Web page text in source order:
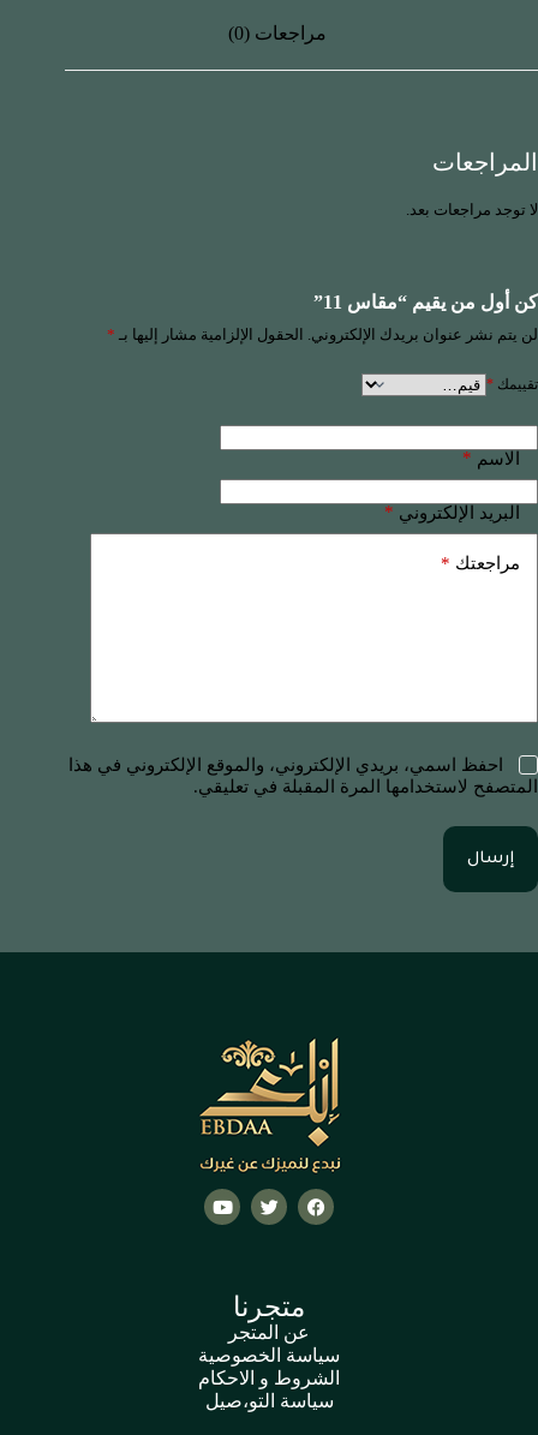
مراجعات (0)
المراجعات
لا توجد مراجعات بعد.
كن أول من يقيم “مقاس 11”
لن يتم نشر عنوان بريدك الإلكتروني. الحقول الإلزامية مشار إليها بـ *
تقييمك *
الاسم *
البريد الإلكتروني *
مراجعتك *
احفظ اسمي، بريدي الإلكتروني، والموقع الإلكتروني في هذا
المتصفح لاستخدامها المرة المقبلة في تعليقي.
إرسال
متجرنا
عن المتجر
سياسة الخصوصية
الشروط و الاحكام
سياسة التو،صيل